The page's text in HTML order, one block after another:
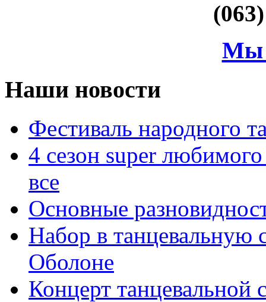
Мы
Наши новости
Фестиваль народного
4 сезон super
все
Основные
Набор в танцевальную
Оболоне
Концерт танцевальной